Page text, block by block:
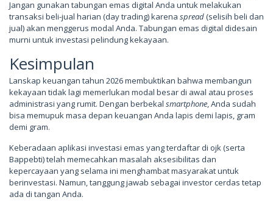
Jangan gunakan tabungan emas digital Anda untuk melakukan
transaksi beli-jual harian (day trading) karena spread(selisih beli dan
jual) akan menggerus modal Anda. Tabungan emas digital didesain
murni untuk investasi pelindung kekayaan.
Kesimpulan
Lanskap keuangan tahun 2026 membuktikan bahwa membangun
kekayaan tidak lagi memerlukan modal besar di awal atau proses
administrasi yang rumit. Dengan berbekal smartphone , Anda sudah
bisa memupuk masa depan keuangan Anda lapis demi lapis, gram
demi gram.
Keberadaan aplikasi investasi emas yang terdaftar di ojk (serta
Bappebti) telah memecahkan masalah aksesibilitas dan
kepercayaan yang selama ini menghambat masyarakat untuk
berinvestasi. Namun, tanggung jawab sebagai investor cerdas tetap
ada di tangan Anda.